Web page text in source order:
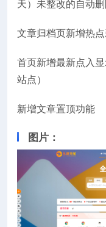
天）未整改的自动
文章归档页新增热
首页新增最新点入
站点）
新增文章置顶功能
图片：